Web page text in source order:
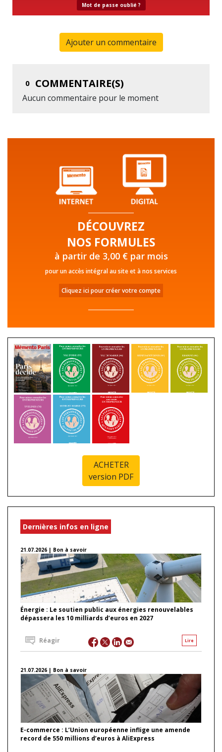
Mot de passe oublié ?
Ajouter un commentaire
0 COMMENTAIRE(S)
Aucun commentaire pour le moment
DÉCOUVREZ
NOS FORMULES
à partir de 3,00 € par mois
pour un accès intégral au site et à nos services
Cliquez ici pour créer votre compte
ACHETER
version PDF
Dernières infos en ligne
21.07.2026 | Bon à savoir
Énergie : Le soutien public aux énergies renouvelables
dépassera les 10 milliards d’euros en 2027
Lire
Réagir
21.07.2026 | Bon à savoir
E-commerce : L’Union européenne inflige une amende
record de 550 millions d’euros à AliExpress